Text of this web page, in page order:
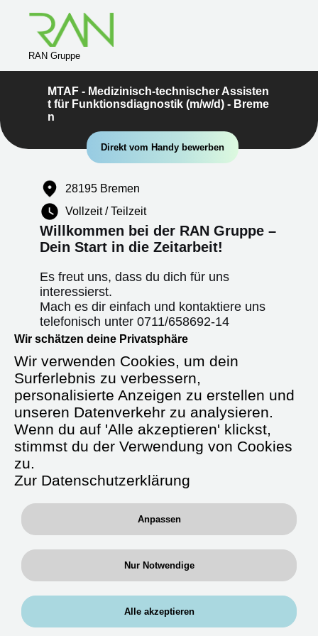
RAN Gruppe
MTAF - Medizinisch-technischer Assisten
t für Funktionsdiagnostik (m/w/d) - Breme
n
Direkt vom Handy bewerben
28195 Bremen
Vollzeit / Teilzeit
Willkommen bei der RAN Gruppe –
Dein Start in die Zeitarbeit!
Es freut uns, dass du dich für uns
interessierst.
Mach es dir einfach und kontaktiere uns
telefonisch unter 0711/658692-14
oder sende uns eine Nachricht über
Wir sind gespannt auf deine
Kontaktaufnahme.
MTAF, Medizinisch
technischer Assistent für
Funktionsdiagnostik
Deine Aufgaben:
Schwerpunkte in der
Neurophysiologie
Wir schätzen deine Privatsphäre
Wir verwenden Cookies, um dein
Surferlebnis zu verbessern,
personalisierte Anzeigen zu erstellen und
unseren Datenverkehr zu analysieren.
Wenn du auf 'Alle akzeptieren' klickst,
stimmst du der Verwendung von Cookies
zu.
Zur Datenschutzerklärung
Anpassen
Nur Notwendige
Alle akzeptieren